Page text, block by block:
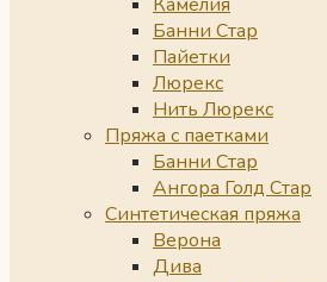
Банни Стар
Пайетки
Люрекс
Нить Люрекс
Пряжа с паетками
Банни Стар
Ангора Голд Стар
Синтетическая пряжа
Верона
Дива